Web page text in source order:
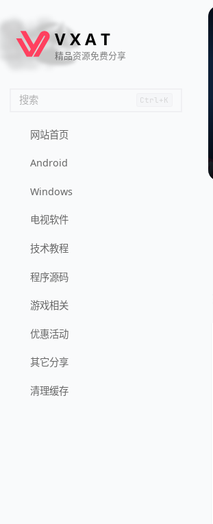
🙌
🐟
🏖️
VXA T
精品资源免费分享
搜索 Ctrl+K
网站首页
Android
Windows
电视软件
技术教程
程序源码
游戏相关
优惠活动
其它分享
清理缓存